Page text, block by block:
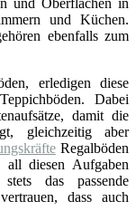
und Küchen.
ebenfalls zum
erledigen diese
Dabei
damit die
gleichzeitig aber
Regalböden
diesen Aufgaben
stets das passende
dass auch